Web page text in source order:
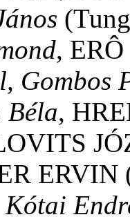
,
Gombos
Béla,
Kótai